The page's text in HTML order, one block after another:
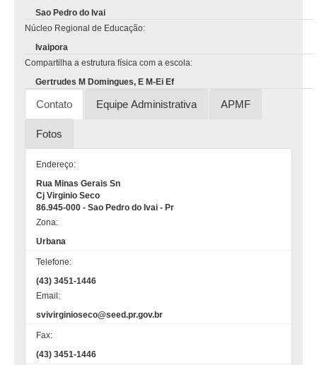
Sao Pedro do Ivai
Núcleo Regional de Educação:
Ivaipora
Compartilha a estrutura física com a escola:
Gertrudes M Domingues, E M-Ei Ef
Contato Equipe Administrativa APMF
Fotos
Endereço:
Rua Minas Gerais Sn
Cj Virginio Seco
86.945-000 - Sao Pedro do Ivai - Pr
Zona:
Urbana
Telefone:
(43) 3451-1446
Email:
svivirginioseco@seed.pr.gov.br
Fax:
(43) 3451-1446